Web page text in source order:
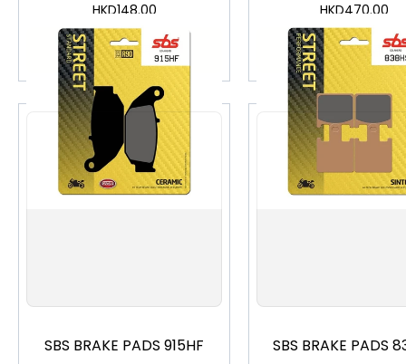
HKD148.00
加入購物車
HKD470.00
加入購物車
SBS BRAKE PADS 915HF SBS BRAKE PADS